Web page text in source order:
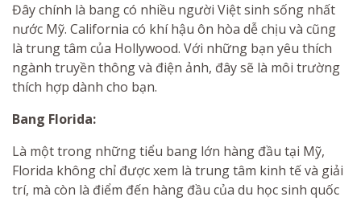
Đây chính là bang có nhiều người Việt sinh sống nhất
nước Mỹ. California có khí hậu ôn hòa dễ chịu và cũng
là trung tâm của Hollywood. Với những bạn yêu thích
ngành truyền thông và điện ảnh, đây sẽ là môi trường
thích hợp dành cho bạn.
Bang Florida:
Là một trong những tiểu bang lớn hàng đầu tại Mỹ,
Florida không chỉ được xem là trung tâm kinh tế và giải
trí, mà còn là điểm đến hàng đầu của du học sinh quốc